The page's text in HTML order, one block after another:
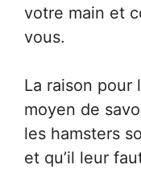
votre main et
vous.
La raison pour
moyen de
les hamsters
et qu’il leur